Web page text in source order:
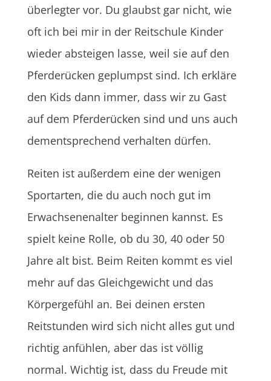
überlegter vor. Du glaubst gar nicht, wie
oft ich bei mir in der Reitschule Kinder
wieder absteigen lasse, weil sie auf den
Pferderücken geplumpst sind. Ich erkläre
den Kids dann immer, dass wir zu Gast
auf dem Pferderücken sind und uns auch
dementsprechend verhalten dürfen.
Reiten ist außerdem eine der wenigen
Sportarten, die du auch noch gut im
Erwachsenenalter beginnen kannst. Es
spielt keine Rolle, ob du 30, 40 oder 50
Jahre alt bist. Beim Reiten kommt es viel
mehr auf das Gleichgewicht und das
Körpergefühl an. Bei deinen ersten
Reitstunden wird sich nicht alles gut und
richtig anfühlen, aber das ist völlig
normal. Wichtig ist, dass du Freude mit